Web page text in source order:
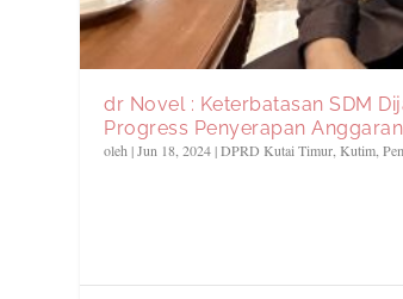
dr Novel : Keterbatasan SDM
Progress Penyerapan Anggaran
oleh|Jun 18, 2024|DPRD Kutai Timur ,Kutim ,